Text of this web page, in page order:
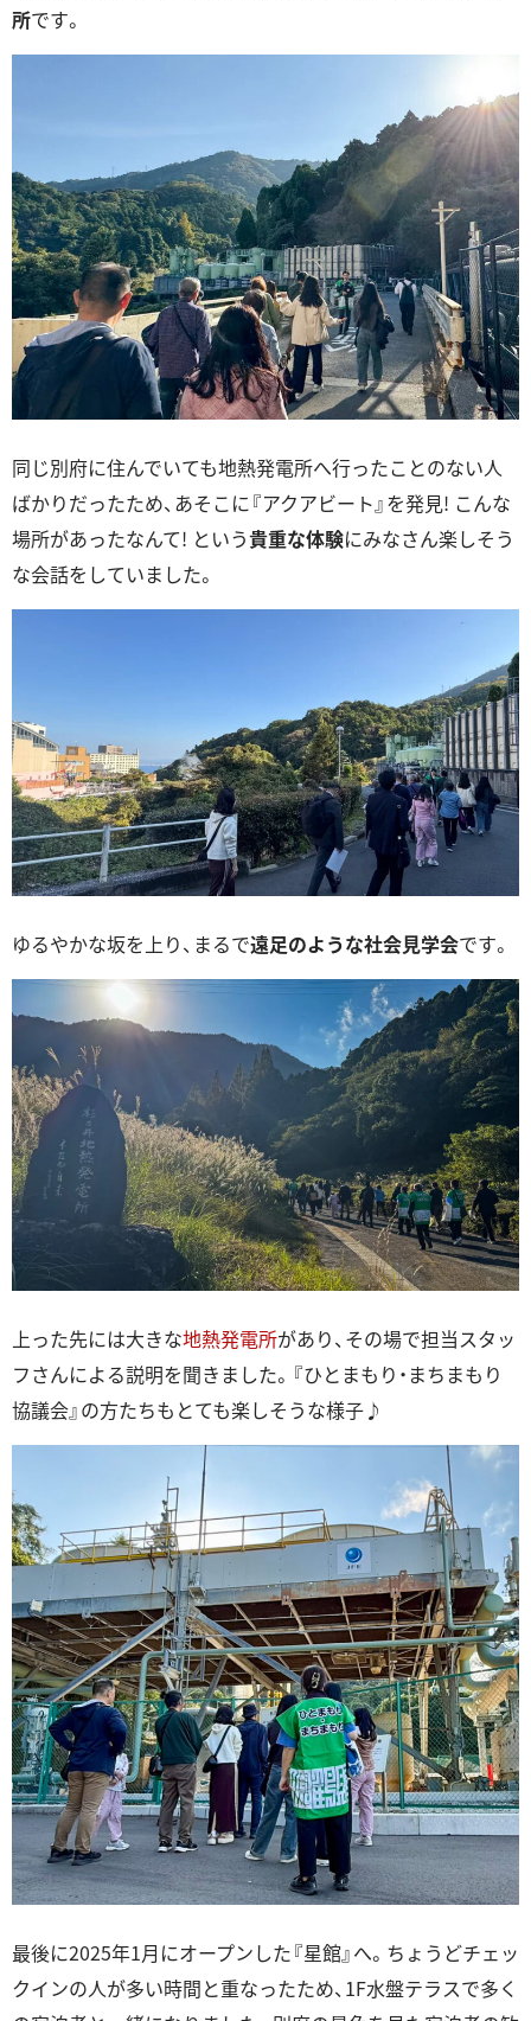
所です。
同じ別府に住んでいても地熱発電所へ行ったことのない人
ばかりだったため、あそこに『アクアビート』を発見! こんな
場所があったなんて! という貴重な体験にみなさん楽しそう
な会話をしていました。
ゆるやかな坂を上り、まるで遠足のような社会見学会です。
上った先には大きな地熱発電所があり、その場で担当スタッ
フさんによる説明を聞きました。『ひとまもり・まちまもり
協議会』の方たちもとても楽しそうな様子♪
最後に2025年1月にオープンした『星館』へ。ちょうどチェッ
クインの人が多い時間と重なったため、1F水盤テラスで多く